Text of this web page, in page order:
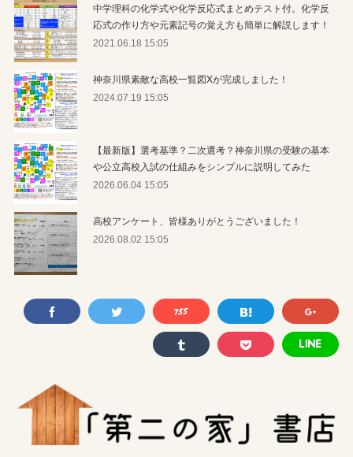
中学理科の化学式や化学反応式まとめテスト付。化学反
応式の作り方や元素記号の覚え方も簡単に解説します！
2021.06.18 15:05
神奈川県素敵な高校一覧図Xが完成しました！
2024.07.19 15:05
【最新版】選考基準？二次選考？神奈川県の受験の基本
や公立高校入試の仕組みをシンプルに説明してみた
2026.06.04 15:05
高校アンケート、皆様ありがとうございました！
2026.08.02 15:05